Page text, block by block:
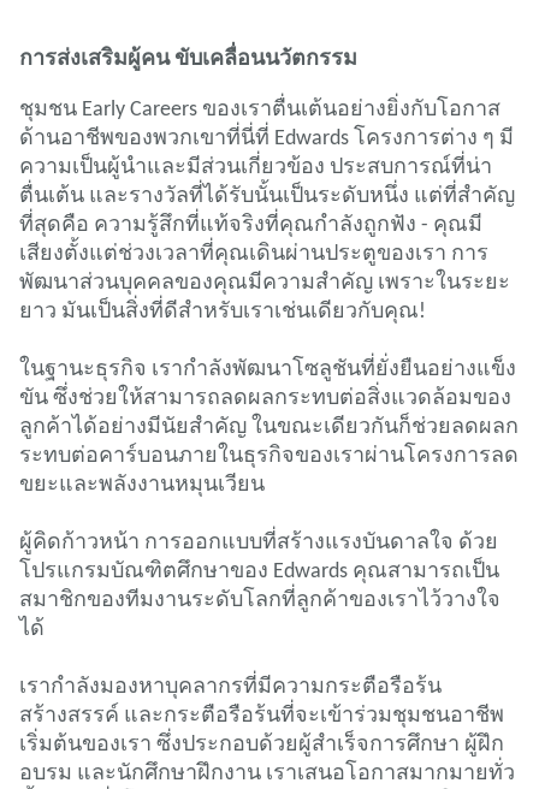
การส่งเสริมผู้คน ขับเคลื่อนนวัตกรรม
ชุมชน Early Careers ของเราตื่นเต้นอย่างยิ่งกับโอกาส
ด้านอาชีพของพวกเขาที่นี่ที่ Edwards โครงการต่าง ๆ มี
ความเป็นผู้นําและมีส่วนเกี่ยวข้อง ประสบการณ์ที่น่า
ตื่นเต้น และรางวัลที่ได้รับนั้นเป็นระดับหนึ่ง แต่ที่สําคัญ
ที่สุดคือ ความรู้สึกที่แท้จริงที่คุณกําลังถูกฟัง - คุณมี
เสียงตั้งแต่ช่วงเวลาที่คุณเดินผ่านประตูของเรา การ
พัฒนาส่วนบุคคลของคุณมีความสําคัญ เพราะในระยะ
ยาว มันเป็นสิ่งที่ดีสําหรับเราเช่นเดียวกับคุณ!
ในฐานะธุรกิจ เรากําลังพัฒนาโซลูชันที่ยั่งยืนอย่างแข็ง
ขัน ซึ่งช่วยให้สามารถลดผลกระทบต่อสิ่งแวดล้อมของ
ลูกค้าได้อย่างมีนัยสําคัญ ในขณะเดียวกันก็ช่วยลดผลก
ระทบต่อคาร์บอนภายในธุรกิจของเราผ่านโครงการลด
ขยะและพลังงานหมุนเวียน
ผู้คิดก้าวหน้า การออกแบบที่สร้างแรงบันดาลใจ ด้วย
โปรแกรมบัณฑิตศึกษาของ Edwards คุณสามารถเป็น
สมาชิกของทีมงานระดับโลกที่ลูกค้าของเราไว้วางใจ
ได้
เรากําลังมองหาบุคลากรที่มีความกระตือรือร้น
สร้างสรรค์ และกระตือรือร้นที่จะเข้าร่วมชุมชนอาชีพ
เริ่มต้นของเรา ซึ่งประกอบด้วยผู้สําเร็จการศึกษา ผู้ฝึก
อบรม และนักศึกษาฝึกงาน เราเสนอโอกาสมากมายทั่ว